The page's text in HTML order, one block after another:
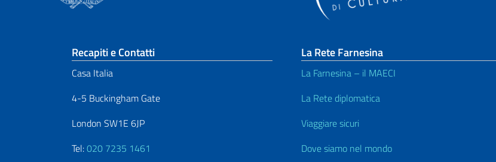
Sezione footer
Recapiti e Contatti
Casa Italia
4-5 Buckingham Gate
London SW1E 6JP
Tel:020 7235 1461
La Rete Farnesina
La Farnesina – il MAECI
La Rete diplomatica
Viaggiare sicuri
Dove siamo nel mondo